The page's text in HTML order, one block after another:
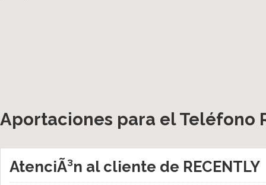
Aportaciones para el Teléfono
AtenciÃ³n al cliente de RECENTLY